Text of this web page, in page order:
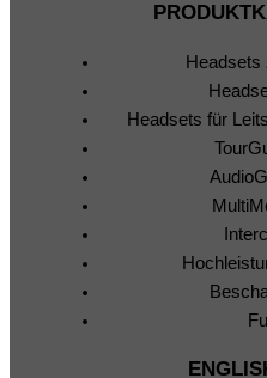
Headsets
Headsets für